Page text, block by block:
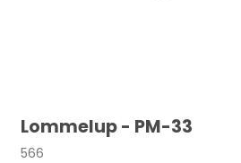
Lommelup - PM-33
566